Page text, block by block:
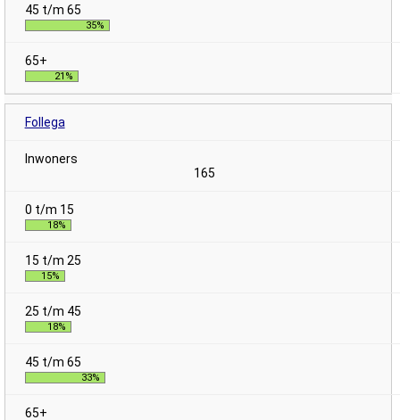
35%
21%
Follega
165
18%
15%
18%
33%